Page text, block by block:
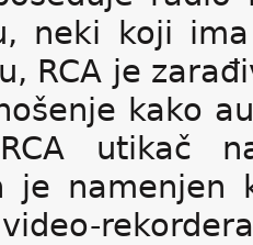
neki koji
RCA je
kako
utikač
je namenjen